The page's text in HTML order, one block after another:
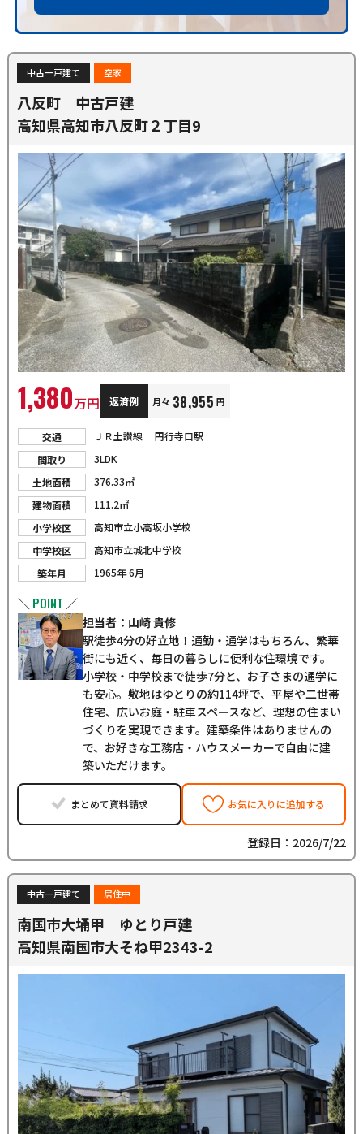
中古一戸建て 空家
八反町 中古戸建
高知県高知市八反町２丁目9
1,380万円 返済例 月々 38,955 円
交通
ＪＲ土讃線 円行寺口駅
間取り
3LDK
土地面積
376.33㎡
建物面積
111.2㎡
小学校区
高知市立小高坂小学校
中学校区
高知市立城北中学校
築年月
1965年 6月
＼ POINT ／
担当者：山崎 貴修
駅徒歩4分の好立地！通勤・通学はもちろん、繁華
街にも近く、毎日の暮らしに便利な住環境です。
小学校・中学校まで徒歩7分と、お子さまの通学に
も安心。敷地はゆとりの約114坪で、平屋や二世帯
住宅、広いお庭・駐車スペースなど、理想の住まい
づくりを実現できます。建築条件はありませんの
で、お好きな工務店・ハウスメーカーで自由に建
築いただけます。
まとめて資料請求 お気に入りに追加する
登録日：2026/7/22
中古一戸建て 居住中
南国市大埇甲 ゆとり戸建
高知県南国市大そね甲2343-2